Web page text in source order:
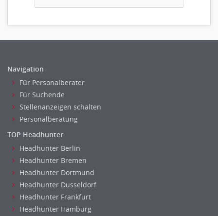
Navigation
Für Personalberater
Für Suchende
Stellenanzeigen schalten
Personalberatung
TOP Headhunter
Headhunter Berlin
Headhunter Bremen
Headhunter Dortmund
Headhunter Dusseldorf
Headhunter Frankfurt
Headhunter Hamburg